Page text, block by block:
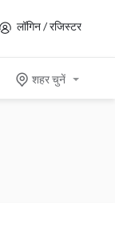
लॉगिन / रजिस्टर
शहर चुनें